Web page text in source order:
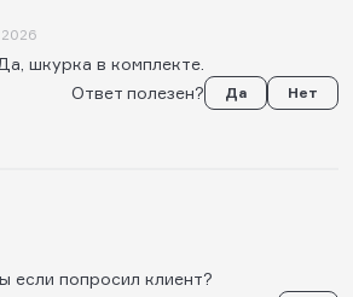
шкурка в комплекте.
Ответ полезен?
Да Нет
если попросил клиент?